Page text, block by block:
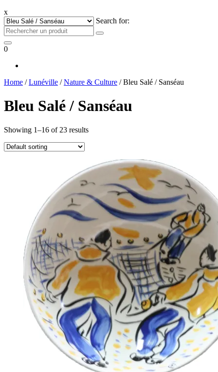
x
Search for:
0
Home /Lunéville /Nature & Culture / Bleu Salé / Sanséau
Bleu Salé / Sanséau
Showing 1–16 of 23 results